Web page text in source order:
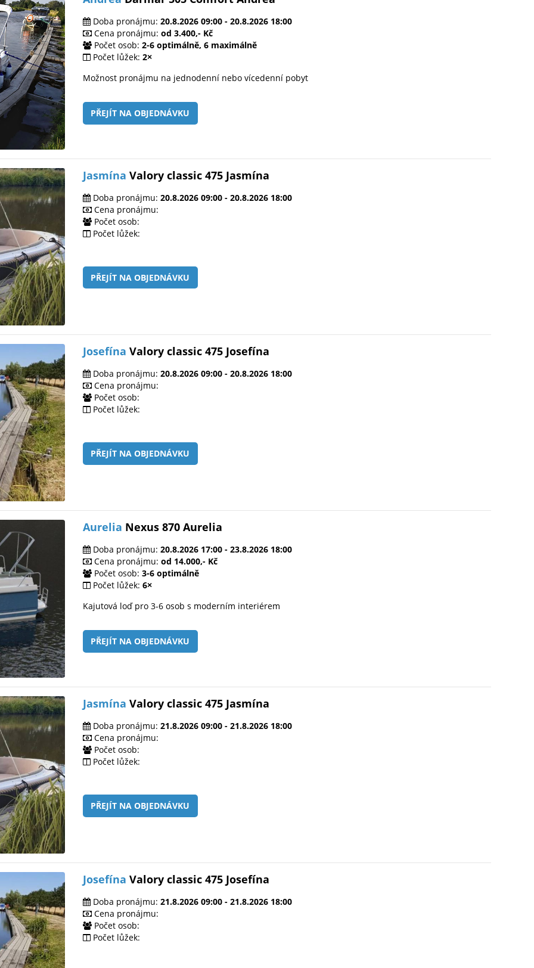
Doba pronájmu: 20.8.2026 09:00 - 20.8.2026 18:00
Cena pronájmu: od 3.400,- Kč
Počet osob: 2-6 optimálně, 6 maximálně
Počet lůžek: 2×
Možnost pronájmu na jednodenní nebo vícedenní pobyt
PŘEJÍT NA OBJEDNÁVKU
Jasmína Valory classic 475 Jasmína
Doba pronájmu: 20.8.2026 09:00 - 20.8.2026 18:00
Cena pronájmu:
Počet osob:
Počet lůžek:
PŘEJÍT NA OBJEDNÁVKU
Josefína Valory classic 475 Josefína
Doba pronájmu: 20.8.2026 09:00 - 20.8.2026 18:00
Cena pronájmu:
Počet osob:
Počet lůžek:
PŘEJÍT NA OBJEDNÁVKU
Aurelia Nexus 870 Aurelia
Doba pronájmu: 20.8.2026 17:00 - 23.8.2026 18:00
Cena pronájmu: od 14.000,- Kč
Počet osob: 3-6 optimálně
Počet lůžek: 6×
Kajutová loď pro 3-6 osob s moderním interiérem
PŘEJÍT NA OBJEDNÁVKU
Jasmína Valory classic 475 Jasmína
Doba pronájmu: 21.8.2026 09:00 - 21.8.2026 18:00
Cena pronájmu:
Počet osob:
Počet lůžek:
PŘEJÍT NA OBJEDNÁVKU
Josefína Valory classic 475 Josefína
Doba pronájmu: 21.8.2026 09:00 - 21.8.2026 18:00
Cena pronájmu:
Počet osob:
Počet lůžek: